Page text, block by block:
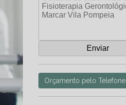
Orçamento pelo Telefone